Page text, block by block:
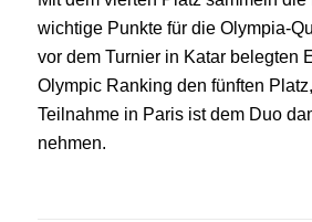
wichtige Punkte für die Olympia-
vor dem Turnier in Katar belegten
Olympic Ranking den fünften
Teilnahme in Paris ist dem Duo
nehmen.